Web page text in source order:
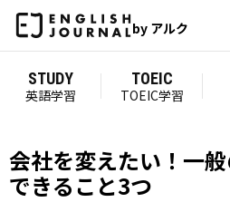
by アルク
STUDY
英語学習
TOEIC
TOEIC学習
会社を変えたい！一
できること3つ